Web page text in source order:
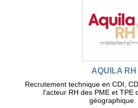
AQUILA RH
Recrutement technique en CDI,
l'acteur RH des PME et TPE
géographique.